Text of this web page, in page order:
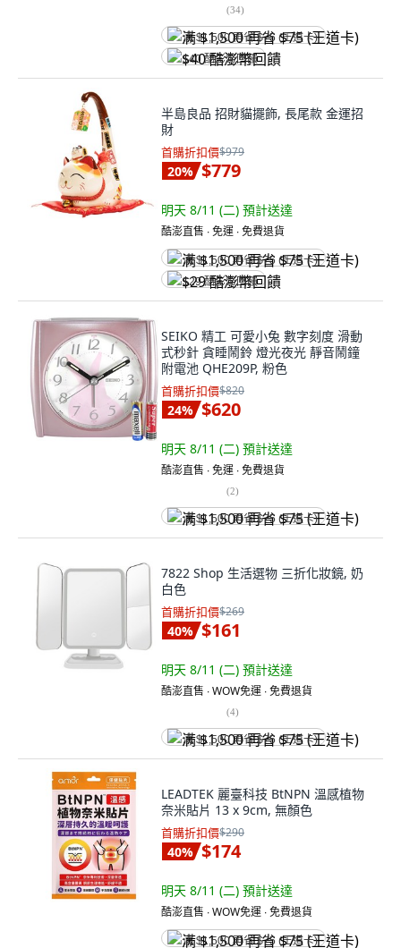
(34)
满 $1,500 再省 $75 (王道卡)
$40 酷澎幣回饋
半島良品 招財貓擺飾, 長尾款 金運招
財
首購折扣價$979
20% $779
明天 8/11 (二) 預計送達
酷澎直售 ∙ 免運 ∙ 免費退貨
满 $1,500 再省 $75 (王道卡)
$29 酷澎幣回饋
SEIKO 精工 可愛小兔 數字刻度 滑動
式秒針 貪睡鬧鈴 燈光夜光 靜音鬧鐘
附電池 QHE209P, 粉色
首購折扣價$820
24% $620
明天 8/11 (二) 預計送達
酷澎直售 ∙ 免運 ∙ 免費退貨
(2)
满 $1,500 再省 $75 (王道卡)
7822 Shop 生活選物 三折化妝鏡, 奶
白色
首購折扣價$269
40% $161
明天 8/11 (二) 預計送達
酷澎直售 ∙ WOW免運 ∙ 免費退貨
(4)
满 $1,500 再省 $75 (王道卡)
LEADTEK 麗臺科技 BtNPN 溫感植物
奈米貼片 13 x 9cm, 無顏色
首購折扣價$290
40% $174
明天 8/11 (二) 預計送達
酷澎直售 ∙ WOW免運 ∙ 免費退貨
满 $1,500 再省 $75 (王道卡)